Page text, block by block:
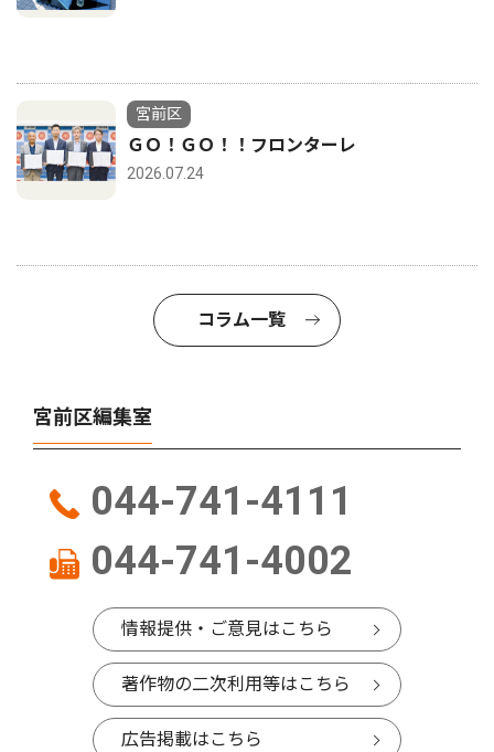
宮前区
ＧＯ！ＧＯ！！フロンターレ
2026.07.24
コラム一覧
宮前区編集室
044-741-4111
044-741-4002
情報提供・ご意見はこちら
著作物の二次利用等はこちら
広告掲載はこちら